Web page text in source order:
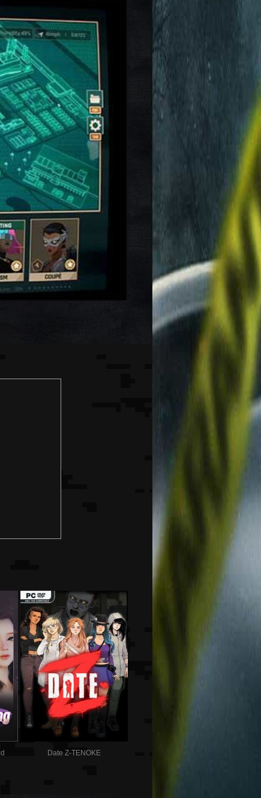
Date Z-TENOKE